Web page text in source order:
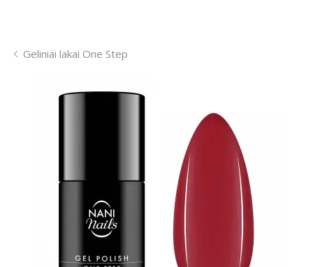
Geliniai lakai One Step